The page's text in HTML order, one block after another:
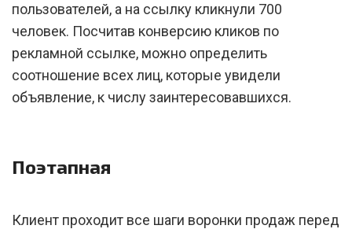
пользователей, а на ссылку кликнули 700
человек. Посчитав конверсию кликов по
рекламной ссылке, можно определить
соотношение всех лиц, которые увидели
объявление, к числу заинтересовавшихся.
Поэтапная
Клиент проходит все шаги воронки продаж перед